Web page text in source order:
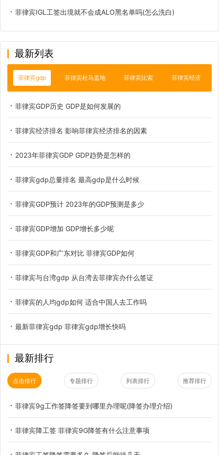
菲律宾IGL工签出境就不会成ALO黑名单吗(怎么洗白)
最新列表
菲律宾gdp 菲律宾杜马盖地 菲律宾比索 菲律宾经济
菲律宾GDP历史 GDP是如何发展的
菲律宾经济排名 影响菲律宾经济排名的因素
2023年菲律宾GDP GDP趋势是怎样的
菲律宾gdp总量排名 最高gdp是什么时候
菲律宾GDP预计 2023年的GDP预测是多少
菲律宾GDP增加 GDP增长多少呢
菲律宾GDP和广东对比 菲律宾GDP如何
菲律宾与台湾gdp 从台湾去菲律宾办什么签证
菲律宾的人均gdp如何 适合中国人去工作吗
最新菲律宾gdp 菲律宾gdp增长快吗
最新排行
点击排行 专题排行 列表排行 推荐排行
菲律宾9g工作签降签要到哪里办理呢(降签办理介绍)
菲律宾降工签 菲律宾9G降签有什么注意事项